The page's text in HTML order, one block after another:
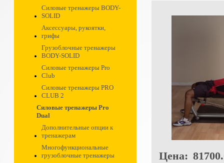
Силовые тренажеры BODY-
SOLID
Аксессуары, рукоятки,
грифы
Грузоблочные тренажеры
BODY-SOLID
Силовые тренажеры Pro
Club
Силовые тренажеры PRO
CLUB 2
Силовые тренажеры Pro
Dual
Дополнительные опции к
тренажерам
Многофункциональные
грузоблочные тренажеры
Цена: